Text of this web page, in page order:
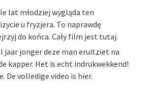
lat młodziej wygląda ten
u fryzjera. To naprawdę
do końca. Cały film jest tutaj.
jaar jonger deze man eruitziet na
kapper. Het is echt indrukwekkend!
De volledige video is hier.